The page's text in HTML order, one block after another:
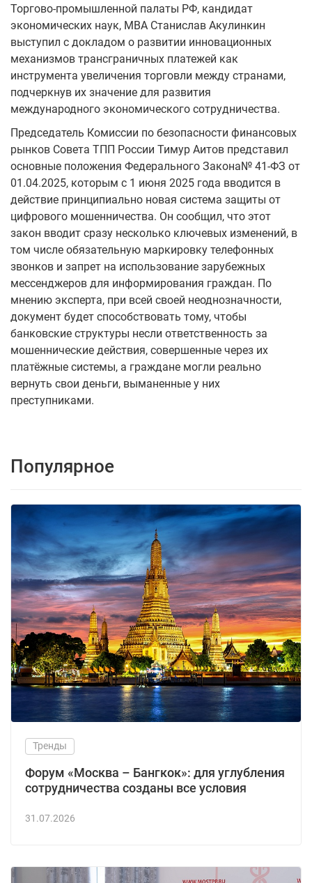
Торгово-промышленной палаты РФ, кандидат
экономических наук, MBA Станислав Акулинкин
выступил с докладом о развитии инновационных
механизмов трансграничных платежей как
инструмента увеличения торговли между странами,
подчеркнув их значение для развития
международного экономического сотрудничества.
Председатель Комиссии по безопасности финансовых
рынков Совета ТПП России Тимур Аитов представил
основные положения Федерального Закона№ 41-ФЗ от
01.04.2025, которым с 1 июня 2025 года вводится в
действие принципиально новая система защиты от
цифрового мошенничества. Он сообщил, что этот
закон вводит сразу несколько ключевых изменений, в
том числе обязательную маркировку телефонных
звонков и запрет на использование зарубежных
мессенджеров для информирования граждан. По
мнению эксперта, при всей своей неоднозначности,
документ будет способствовать тому, чтобы
банковские структуры несли ответственность за
мошеннические действия, совершенные через их
платёжные системы, а граждане могли реально
вернуть свои деньги, выманенные у них
преступниками.
Популярное
Тренды
Форум «Москва – Бангкок»: для углубления
сотрудничества созданы все условия
31.07.2026